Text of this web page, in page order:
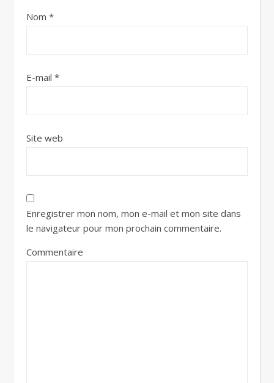
Nom *
E-mail *
Site web
Enregistrer mon nom, mon e-mail et mon site dans
le navigateur pour mon prochain commentaire.
Commentaire